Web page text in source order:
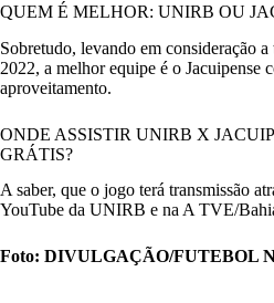
QUEM É MELHOR: UNIRB OU
Sobretudo, levando em consideração a
2022, a melhor equipe é o Jacuipense
aproveitamento.
ONDE ASSISTIR UNIRB X
GRÁTIS?
A saber, que o jogo terá transmissão
YouTube da UNIRB e na A TVE/
Foto: DIVULGAÇÃO/FUTEBOL